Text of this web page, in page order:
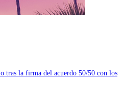
tras la firma del acuerdo 50/50 con los